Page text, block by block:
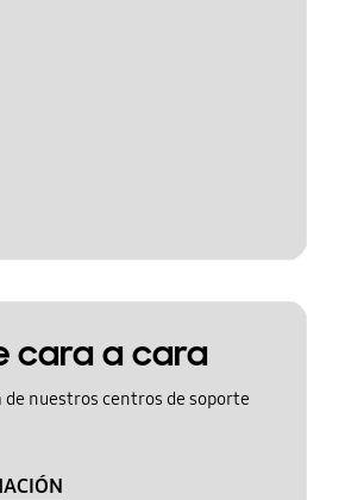
cara a cara
de nuestros centros de soporte